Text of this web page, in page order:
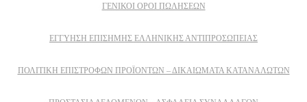
ΓΕΝΙΚΟΙ ΟΡΟΙ ΠΩΛΗΣΕΩΝ
ΕΓΓΎΗΣΗ ΕΠΊΣΗΜΗΣ ΕΛΛΗΝΙΚΉΣ ΑΝΤΙΠΡΟΣΩΠΕΊΑΣ
ΠΟΛΙΤΙΚΉ ΕΠΙΣΤΡΟΦΏΝ ΠΡΟΪΌΝΤΩΝ – ΔΙΚΑΙΏΜΑΤΑ ΚΑΤΑΝΑΛΩΤΏΝ